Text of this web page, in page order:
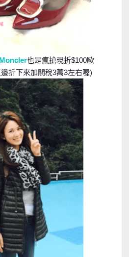
也是瘋搶現折$100歐
折下來加關稅3萬3左右喔)